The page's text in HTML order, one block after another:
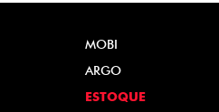
MOBI
ARGO
ESTOQUE